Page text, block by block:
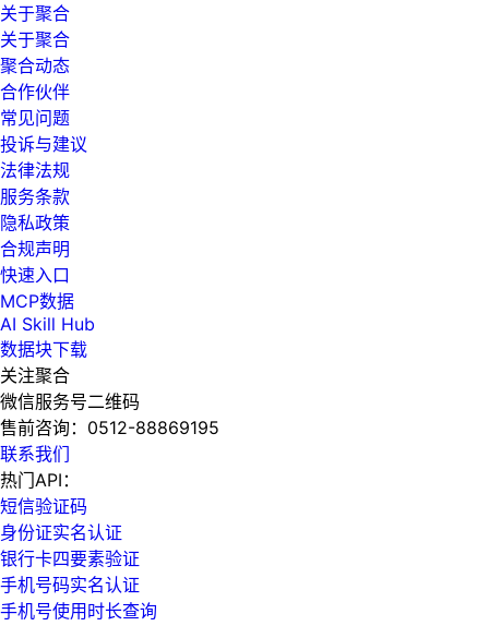
关于聚合
关于聚合
聚合动态
合作伙伴
常见问题
投诉与建议
法律法规
服务条款
隐私政策
合规声明
快速入口
MCP数据
AI Skill Hub
数据块下载
关注聚合
微信服务号二维码
售前咨询： 0512-88869195
联系我们
热门API：
短信验证码
身份证实名认证
银行卡四要素验证
手机号码实名认证
手机号使用时长查询